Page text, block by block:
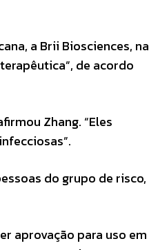
a Brii Biosciences, na
de acordo
Zhang. “Eles
do grupo de risco,
aprovação para uso em